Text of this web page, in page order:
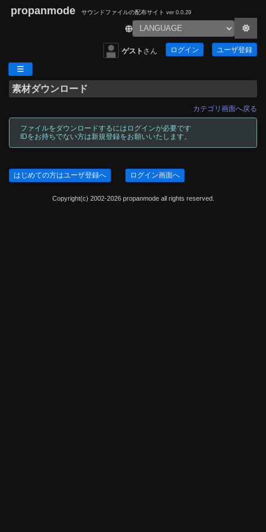
propanmode サウンドファイルの配布サイト ver 0.0.29
ゲスト さん ログイン ユーザ登録
素材ダウンロード
カテゴリ画面へ戻る
ファイルをダウンロードするにはログインが必要です
IDをお持ちでない方は新規登録をお願いいたします。
はじめての方はユーザ登録へ ログイン画面へ
Copyright(c) 2002-2026 propanmode all rights reserved.